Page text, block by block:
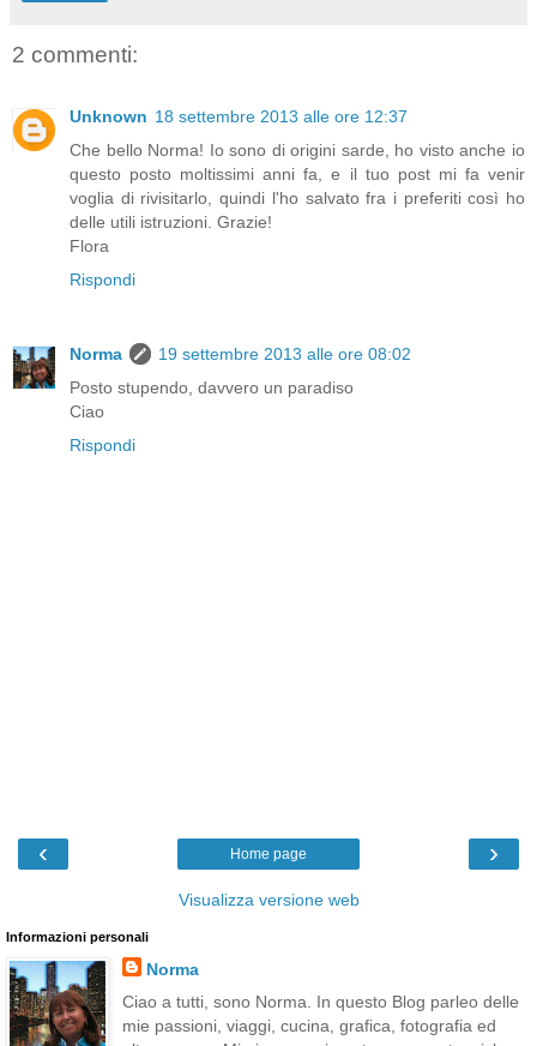
2 commenti:
Unknown 18 settembre 2013 alle ore 12:37
Che bello Norma! Io sono di origini sarde, ho visto anche io
questo posto moltissimi anni fa, e il tuo post mi fa venir
voglia di rivisitarlo, quindi l'ho salvato fra i preferiti così ho
delle utili istruzioni. Grazie!
Flora
Rispondi
Norma
19 settembre 2013 alle ore 08:02
Posto stupendo, davvero un paradiso
Ciao
Rispondi
‹ ›
Home page
Visualizza versione web
Informazioni personali
Norma
Ciao a tutti, sono Norma. In questo Blog parleo delle
mie passioni, viaggi, cucina, grafica, fotografia ed